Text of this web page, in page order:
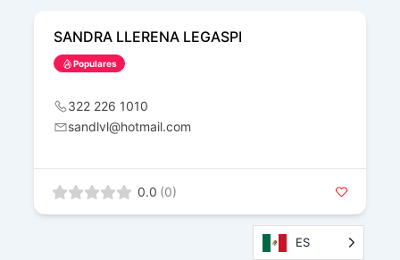
SANDRA LLERENA LEGASPI
Populares
322 226 1010
sandlvl@hotmail.com
0.0 (0)
ES